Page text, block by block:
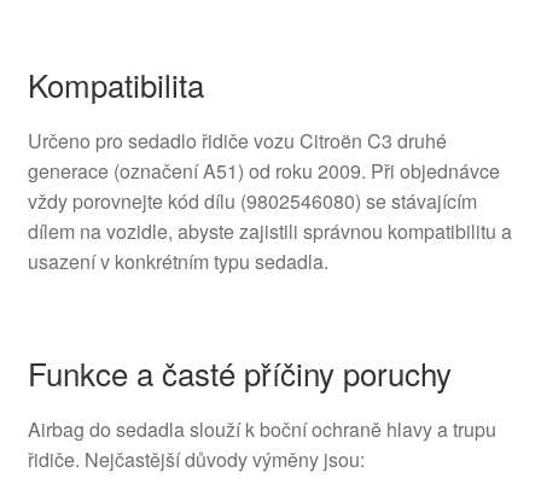
Kompatibilita
Určeno pro sedadlo řidiče vozu Citroën C3 druhé
generace (označení A51) od roku 2009. Při objednávce
vždy porovnejte kód dílu (9802546080) se stávajícím
dílem na vozidle, abyste zajistili správnou kompatibilitu a
usazení v konkrétním typu sedadla.
Funkce a časté příčiny poruchy
Airbag do sedadla slouží k boční ochraně hlavy a trupu
řidiče. Nejčastější důvody výměny jsou: